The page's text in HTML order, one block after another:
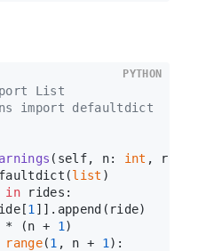
List
import defaultdict
( self, n: int ,
list )
in rides:
1 ]].append(ride)
* (n + 1 )
range(1 , n + 1 ):
PYTHON